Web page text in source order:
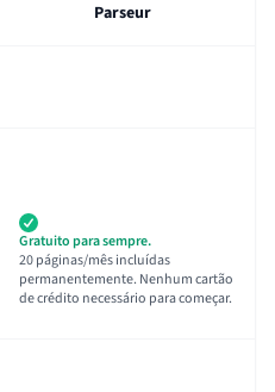
Parseur
Gratuito para sempre.
20 páginas/mês incluídas
permanentemente. Nenhum cartão
de crédito necessário para começar.